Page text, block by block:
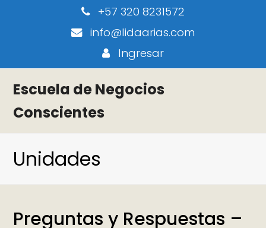
+57 320 8231572
info@lidaarias.com
Ingresar
Escuela de Negocios
Conscientes
Unidades
Preguntas y Respuestas –